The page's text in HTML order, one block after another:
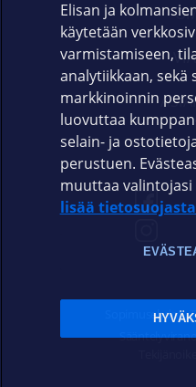
Sopimusehdot
Elisan ja
käytetään
varmistamiseen,
analytiikkaan, sekä
markkinoinnin
luovuttaa
selain- ja
perustuen.
muuttaa
lisää